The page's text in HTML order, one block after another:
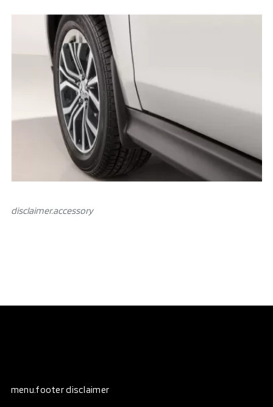
disclaimer.аccessory
menu.footer disclaimer